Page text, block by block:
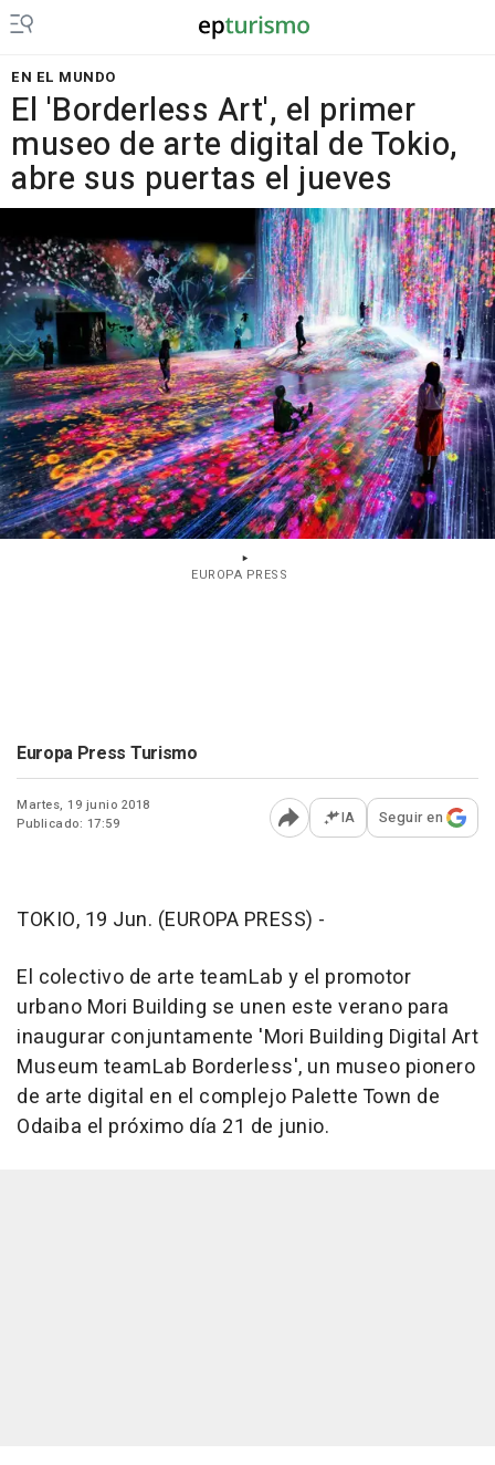
EN EL MUNDO
El 'Borderless Art', el primer
museo de arte digital de Tokio,
abre sus puertas el jueves
EUROPA PRESS
Europa Press Turismo
Martes, 19 junio 2018
Publicado: 17:59
Abrir opciones para
IA Seguir en
TOKIO, 19 Jun. (EUROPA PRESS) -
El colectivo de arte teamLab y el promotor
urbano Mori Building se unen este verano para
inaugurar conjuntamente 'Mori Building Digital Art
Museum teamLab Borderless', un museo pionero
de arte digital en el complejo Palette Town de
Odaiba el próximo día 21 de junio.